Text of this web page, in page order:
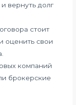
вернуть долг
стоит
оценить свои
компаний
брокерские